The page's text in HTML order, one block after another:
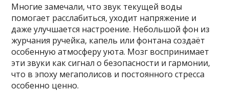
Многие замечали, что звук текущей воды
помогает расслабиться, уходит напряжение и
даже улучшается настроение. Небольшой фон из
журчания ручейка, капель или фонтана создаёт
особенную атмосферу уюта. Мозг воспринимает
эти звуки как сигнал о безопасности и гармонии,
что в эпоху мегаполисов и постоянного стресса
особенно ценно.